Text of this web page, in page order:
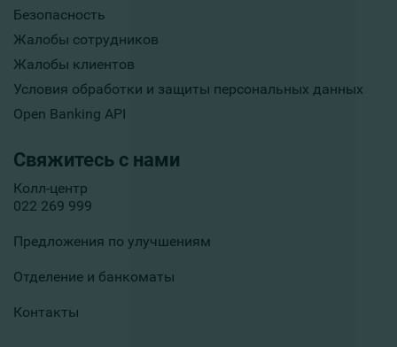
Безопасность
Жалобы сотрудников
Жалобы клиентов
Условия обработки и защиты персональных данных
Open Banking API
Свяжитесь с нами
Колл-центр
022 269 999
Предложения по улучшениям
Отделение и банкоматы
Контакты